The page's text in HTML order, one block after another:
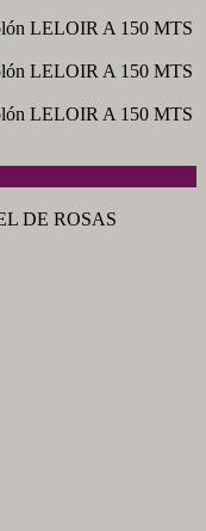
DE ROSAS